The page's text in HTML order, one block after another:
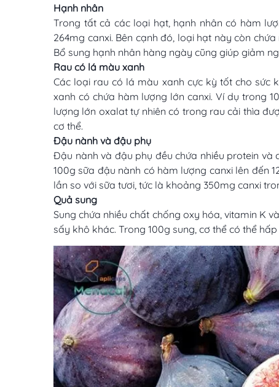
Hạnh nhân
Trong tất cả các loại hạt, hạnh nhân có hàm
264mg canxi. Bên cạnh đó, loại hạt này còn
Bổ sung hạnh nhân hàng ngày cũng giúp giảm
Rau có lá màu xanh
Các loại rau có lá màu xanh cực kỳ tốt cho sức
xanh có chứa hàm lượng lớn canxi. Ví dụ trong
lượng lớn oxalat tự nhiên có trong rau cải thìa
cơ thể.
Đậu nành và đậu phụ
Đậu nành và đậu phụ đều chứa nhiều protein
100g sữa đậu nành có hàm lượng canxi lên đến
lần so với sữa tươi, tức là khoảng 350mg canxi
Quả sung
Sung chứa nhiều chất chống oxy hóa, vitamin K
sấy khô khác. Trong 100g sung, cơ thể có thể